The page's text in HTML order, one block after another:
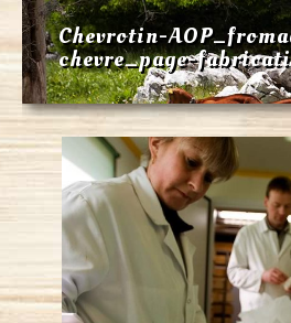
Chevrotin-
chevre_page-